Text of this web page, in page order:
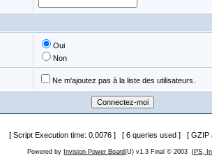
Oui
Non
Ne m'ajoutez pas à la liste des utilisateurs.
[ Script Execution time: 0.0076 ] [ 6 queries used ] [ GZIP
Powered by Invision Power Board(U) v1.3 Final © 2003 IPS,